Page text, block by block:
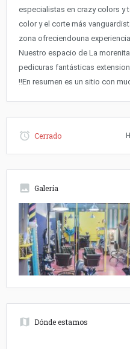
especialistas en crazy colors y
color y el corte más
zona ofreciendouna
Nuestro espacio de La
pedicuras fantásticas
!!En resumen es un sitio con
Cerrado
Galería
Dónde estamos